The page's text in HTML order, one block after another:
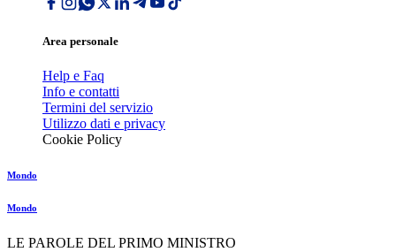
Area personale
Help e Faq
Info e contatti
Termini del servizio
Utilizzo dati e privacy
Cookie Policy
Mondo
Mondo
LE PAROLE DEL PRIMO MINISTRO